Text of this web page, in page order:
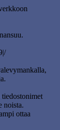
noista.
ottaa